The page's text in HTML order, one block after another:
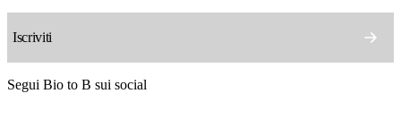
Segui Bio to B sui social